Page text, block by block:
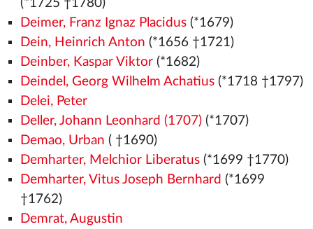
(*1725 †1780)
Deimer, Franz Ignaz Placidus(*1679)
Dein, Heinrich Anton (*1656 †1721)
Deinber, Kaspar Viktor(*1682)
Deindel, Georg Wilhelm Achatius(*1718 †1797)
Delei, Peter
Deller, Johann Leonhard (1707)(*1707)
Demao, Urban ( †1690)
Demharter, Melchior Liberatus(*1699 †1770)
Demharter, Vitus Joseph Bernhard (*1699
†1762)
Demrat, Augustin